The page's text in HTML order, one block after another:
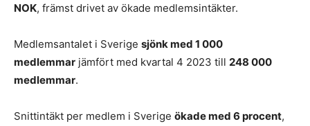
NOK, främst drivet av ökade medlemsintäkter.
Medlemsantalet i Sverige sjönk med 1 000
medlemmar jämfört med kvartal 4 2023 till 248 000
medlemmar.
Snittintäkt per medlem i Sverige ökade med 6 procent,